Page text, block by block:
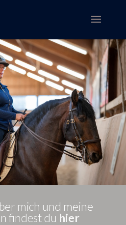
mich und meine
findest du hier